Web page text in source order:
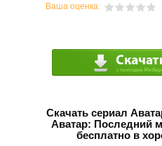
Ваша оценка:
Скачать сериал
Аватар: Последний
бесплатно в